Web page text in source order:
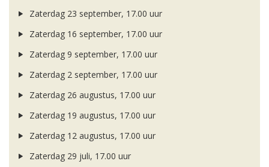
Zaterdag 23 september, 17.00 uur
Zaterdag 16 september, 17.00 uur
Zaterdag 9 september, 17.00 uur
Zaterdag 2 september, 17.00 uur
Zaterdag 26 augustus, 17.00 uur
Zaterdag 19 augustus, 17.00 uur
Zaterdag 12 augustus, 17.00 uur
Zaterdag 29 juli, 17.00 uur